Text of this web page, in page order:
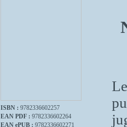
ISBN : 9782336602257
EAN PDF : 9782336602264
EAN ePUB : 9782336602271